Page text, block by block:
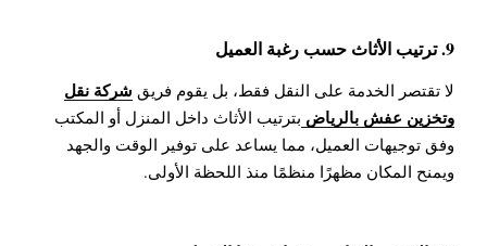
9. ترتيب الأثاث حسب رغبة العميل
لا تقتصر الخدمة على النقل فقط، بل يقوم فريق شركة نقل
وتخزين عفش بالرياض بترتيب الأثاث داخل المنزل أو المكتب
وفق توجيهات العميل، مما يساعد على توفير الوقت والجهد
ويمنح المكان مظهرًا منظمًا منذ اللحظة الأولى.